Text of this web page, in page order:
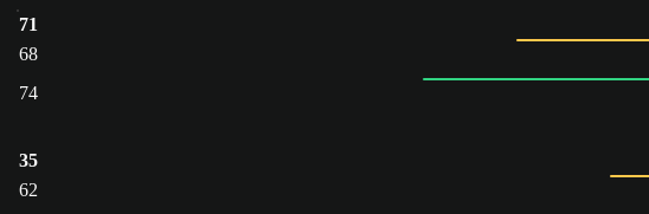
71
68
74
35
62